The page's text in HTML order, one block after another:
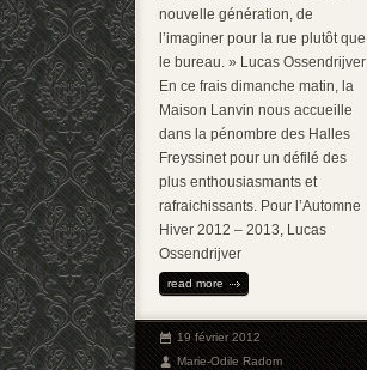
nouvelle génération, de
l’imaginer pour la rue plutôt que
le bureau. » Lucas Ossendrijver
En ce frais dimanche matin, la
Maison Lanvin nous accueille
dans la pénombre des Halles
Freyssinet pour un défilé des
plus enthousiasmants et
rafraichissants. Pour l’Automne
Hiver 2012 – 2013, Lucas
Ossendrijver
read more
19 février 2012
Marie-Odile Radom